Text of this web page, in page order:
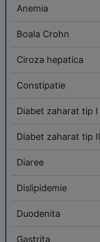
Anemia
Boala Crohn
Ciroza hepatica
Constipatie
Diabet zaharat tip I
Diabet zaharat tip II
Diaree
Dislipidemie
Duodenita
Gastrita